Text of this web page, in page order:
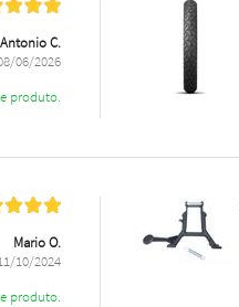
Antonio C.
06/2026
produto.
Mario O.
10/2024
produto.